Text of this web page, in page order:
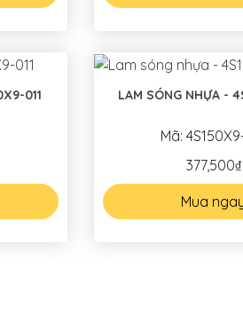
011 LAM SÓNG NHỰA -
Mã:
377,500₫
Mua